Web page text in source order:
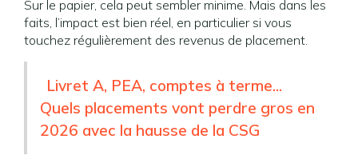
Sur le papier, cela peut sembler minime. Mais dans les
faits, l’impact est bien réel, en particulier si vous
touchez régulièrement des revenus de placement.
Livret A, PEA, comptes à terme...
Quels placements vont perdre gros en
2026 avec la hausse de la CSG